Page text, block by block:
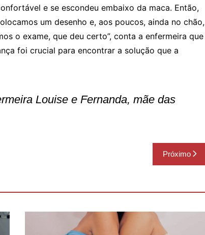
e se escondeu embaixo da maca. Então,
um desenho e, aos poucos, ainda no chão,
o exame, que deu certo”, conta a enfermeira que
foi crucial para encontrar a solução que a
Louise e Fernanda, mãe das
Próximo